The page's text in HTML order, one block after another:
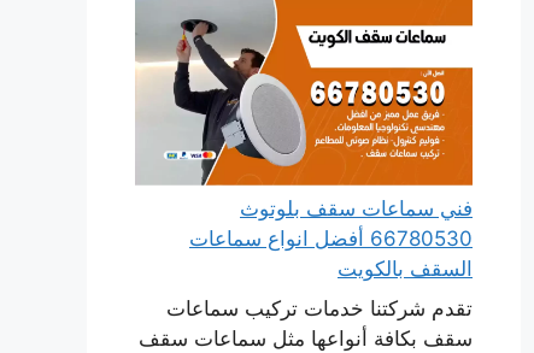
فني سماعات سقف بلوتوث
66780530 أفضل انواع سماعات
السقف بالكويت
تقدم شركتنا خدمات تركيب سماعات
سقف بكافة أنواعها مثل سماعات سقف